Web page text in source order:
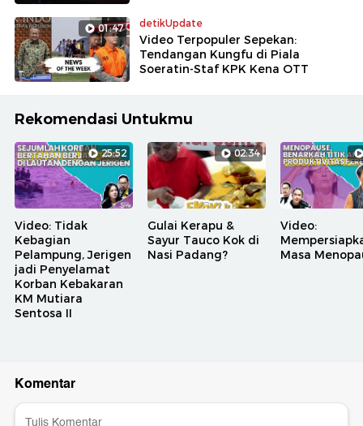
01:47 detikUpdate
Video Terpopuler Sepekan:
Tendangan Kungfu di Piala
Soeratin-Staf KPK Kena OTT
Rekomendasi Untukmu
25:52
Video: Tidak
Kebagian
Pelampung, Jerigen
jadi Penyelamat
Korban Kebakaran
KM Mutiara
Sentosa II
02:34
Gulai Kerapu &
Sayur Tauco Kok di
Nasi Padang?
Video:
Masa